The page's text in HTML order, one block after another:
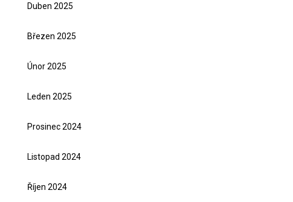
Duben 2025
Březen 2025
Únor 2025
Leden 2025
Prosinec 2024
Listopad 2024
Říjen 2024